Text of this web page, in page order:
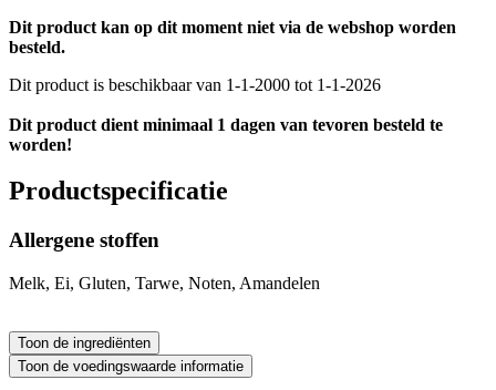
Dit product kan op dit moment niet via de webshop worden
besteld.
Dit product is beschikbaar van 1-1-2000 tot 1-1-2026
Dit product dient minimaal 1 dagen van tevoren besteld te
worden!
Productspecificatie
Allergene stoffen
Melk, Ei, Gluten, Tarwe, Noten, Amandelen